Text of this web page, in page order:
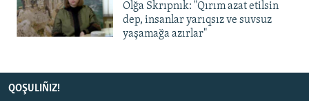
Olğa Skrıpnık: "Qırım azat etilsin
dep, insanlar yarıqsız ve suvsuz
yaşamağa azırlar"
QOŞULIÑIZ!